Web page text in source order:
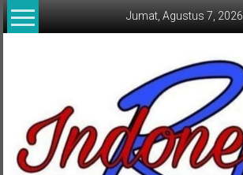
Lompat
ke
Jumat, Agustus 7, 2026